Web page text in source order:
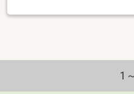
1